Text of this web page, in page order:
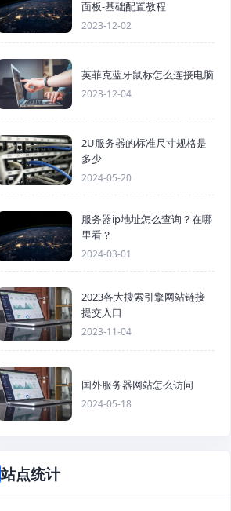
面板-基础配置教程
2023-12-02
英菲克蓝牙鼠标怎么连接电脑
2023-12-04
2U服务器的标准尺寸规格是
多少
2024-05-20
服务器ip地址怎么查询？在哪
里看？
2024-03-01
2023各大搜索引擎网站链接
提交入口
2023-11-04
国外服务器网站怎么访问
2024-05-18
站点统计